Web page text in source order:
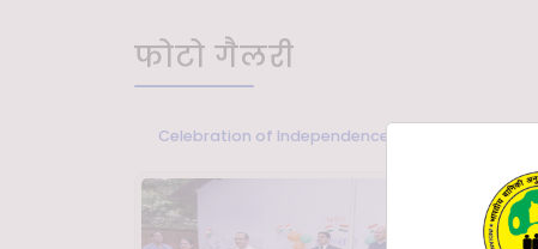
फोटो गैलरी
Celebration of Independence Day at New Forest